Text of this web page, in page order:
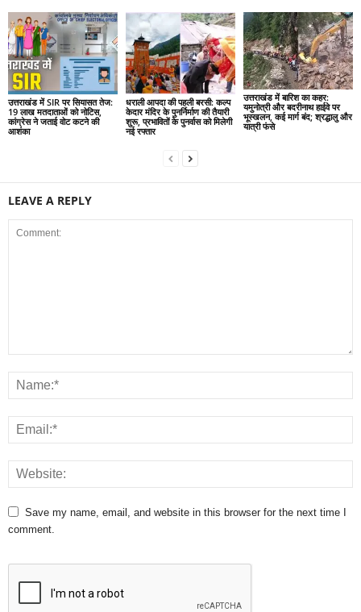
उत्तराखंड में SIR पर सियासत तेज:
19 लाख मतदाताओं को नोटिस,
कांग्रेस ने जताई वोट कटने की
आशंका
धराली आपदा की पहली बरसी: कल्प
केदार मंदिर के पुनर्निर्माण की तैयारी
शुरू, प्रभावितों के पुनर्वास को मिलेगी
नई रफ्तार
उत्तराखंड में बारिश का कहर:
यमुनोत्री और बदरीनाथ हाईवे पर
भूस्खलन, कई मार्ग बंद; श्रद्धालु और
यात्री फंसे
LEAVE A REPLY
Save my name, email, and website in this browser for the next time I
comment.